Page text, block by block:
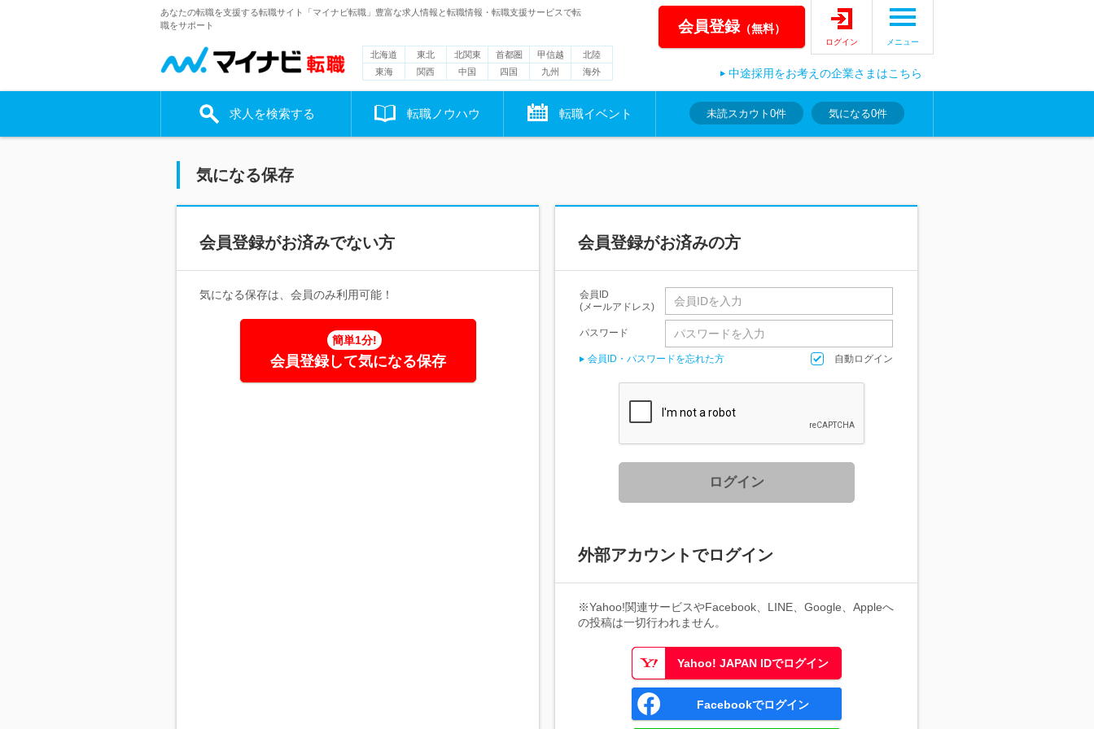
あなたの転職を支援する転職サイト「マイナビ転職」豊富な求人情報と転職情報・転職支援サービスで転
職をサポート
北海道 東北 北関東 首都圏 甲信越
北陸
東海
関西 中国 四国 九州 海外
会員登録（無料）
ログイン メニュー
中途採用をお考えの企業さまはこちら
求人を検索する 転職ノウハウ 転職イベント 未読スカウト 0件 気になる0件
気になる保存
会員登録がお済みでない方
気になる保存は、会員のみ利用可能！
簡単1分!
会員登録して気になる保存
会員登録がお済みの方
会員ID
(メールアドレス)
パスワード
会員ID・パスワードを忘れた方 自動ログイン
ログイン
外部アカウントでログイン
※Yahoo!関連サービスやFacebook、LINE、Google、Appleへ
の投稿は一切行われません。
Yahoo! JAPAN IDでログイン
Facebookでログイン